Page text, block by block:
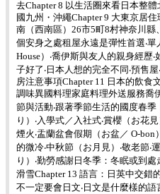
去Chapter 8 以生活圈來看日本整
國九州・沖繩Chapter 9 大東京居
南（西南區）26市5町8村神奈川縣
個安身之處租屋永遠是彈性首選‧單
House）‧喬伊斯與友人的親身經歷
子好了‧日本人想的完全不同‧預售
房注意事項Chapter 11 日本的飲食
調味異國料理家庭料理外送服務喬
節與活動‧跟著季節生活的國度春
り）‧入學式／入社式‧賞櫻（お花
煙火‧盂蘭盆會假期（お盆／ O-
的微冷‧中秋節（お月見）‧敬老節‧
り）‧勤勞感謝日冬季：冬眠或到處
滑雪Chapter 13 語言：日英中交錯
不一定要會日文‧日文是什麼樣的